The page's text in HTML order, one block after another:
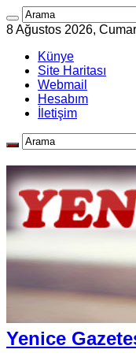
8 Ağustos 2026,
Künye
Site Haritası
Webmail
Hesabım
İletişim
Yenice